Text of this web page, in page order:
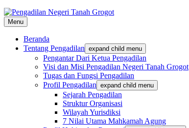
Menu
Beranda
Tentang Pengadilan expand child menu
Pengantar Dari Ketua Pengadilan
Visi dan Misi Pengadilan Negeri Tanah Grogot
Tugas dan Fungsi Pengadilan
Profil Pengadilan expand child menu
Sejarah Pengadilan
Struktur Organisasi
Wilayah Yurisdiksi
7 Nilai Utama Mahkamah Agung